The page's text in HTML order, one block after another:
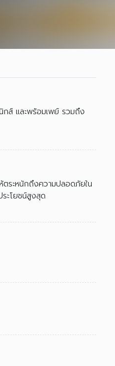
นิกส์ และพร้อมเพย์ รวมถึง
ตระหนักถึงความปลอดภัยใน
ะโยชน์สูงสุด